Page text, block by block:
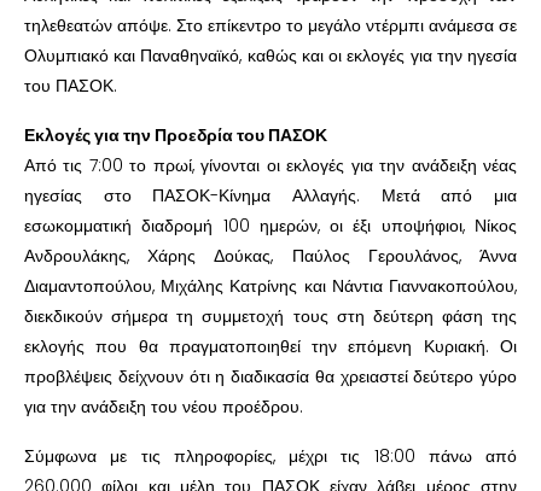
τηλεθεατών απόψε. Στο επίκεντρο το μεγάλο ντέρμπι ανάμεσα σε
Ολυμπιακό και Παναθηναϊκό, καθώς και οι εκλογές για την ηγεσία
του ΠΑΣΟΚ.
Εκλογές για την Προεδρία του ΠΑΣΟΚ
Από τις 7:00 το πρωί, γίνονται οι εκλογές για την ανάδειξη νέας
ηγεσίας στο ΠΑΣΟΚ-Κίνημα Αλλαγής. Μετά από μια
εσωκομματική διαδρομή 100 ημερών, οι έξι υποψήφιοι, Νίκος
Ανδρουλάκης, Χάρης Δούκας, Παύλος Γερουλάνος, Άννα
Διαμαντοπούλου, Μιχάλης Κατρίνης και Νάντια Γιαννακοπούλου,
διεκδικούν σήμερα τη συμμετοχή τους στη δεύτερη φάση της
εκλογής που θα πραγματοποιηθεί την επόμενη Κυριακή. Οι
προβλέψεις δείχνουν ότι η διαδικασία θα χρειαστεί δεύτερο γύρο
για την ανάδειξη του νέου προέδρου.
Σύμφωνα με τις πληροφορίες, μέχρι τις 18:00 πάνω από